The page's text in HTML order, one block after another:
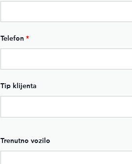
Telefon *
Tip klijenta
Trenutno vozilo